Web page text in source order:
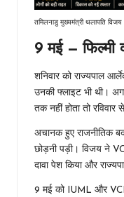
तमिलनाडु मुख्यमंत्री थलापति विजय
9 मई — फिल्मी
शनिवार को राज्यपाल
उनकी फ्लाइट भी थी।
तक नहीं होता तो रविवार
अचानक हुए राजनीतिक
छोड़नी पड़ी। विजय ने
दावा पेश किया और
9 मई को IUML और